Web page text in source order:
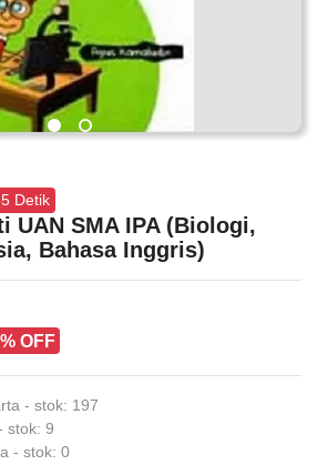
Detik
UAN SMA IPA (Biologi,
Bahasa Inggris)
OFF
- stok: 197
stok: 9
- stok: 0